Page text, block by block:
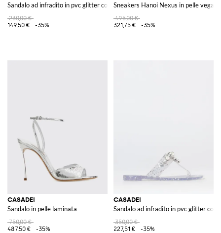
Sandalo ad infradito in pvc glitter con strass e perle sintetiche
230,00 €
149,50 €
-35%
Sneakers Hanoi Nexus in pelle vegana
495,00 €
321,75 €
-35%
CASADEI
Sandalo in pelle laminata
750,00 €
487,50 €
-35%
CASADEI
Sandalo ad infradito in pvc glitter con
350,00 €
227,51 €
-35%